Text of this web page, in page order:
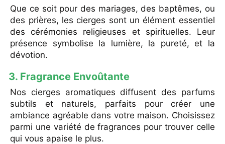
Que ce soit pour des mariages, des baptêmes, ou
des prières, les cierges sont un élément essentiel
des cérémonies religieuses et spirituelles. Leur
présence symbolise la lumière, la pureté, et la
dévotion.
3. Fragrance Envoûtante
Nos cierges aromatiques diffusent des parfums
subtils et naturels, parfaits pour créer une
ambiance agréable dans votre maison. Choisissez
parmi une variété de fragrances pour trouver celle
qui vous apaise le plus.